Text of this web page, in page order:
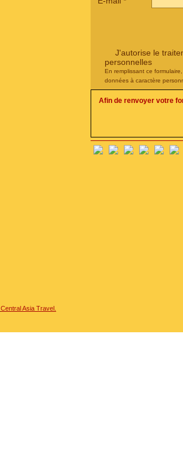
J'autorise le
personnelles
En remplissant ce
données à caractère
Afin de renvoyer votre
Central Asia Travel.